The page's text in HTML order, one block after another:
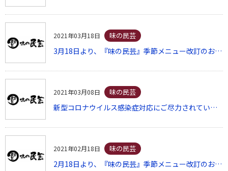
2021年03月18日 味の民芸
3月18日より、『味の民芸』季節メニュー改訂のお知らせ
2021年03月08日 味の民芸
新型コロナウイルス感染症対応にご尽力されている 医療関係者への支援について
2021年02月18日 味の民芸
2月18日より、『味の民芸』季節メニュー改訂のお知らせ